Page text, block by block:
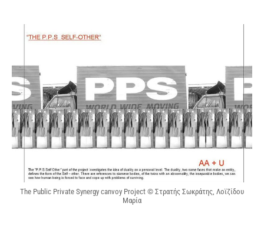
The Public Private Synergy canvoy Project © Στρατής Σωκράτης, Λοϊζίδου
Μαρία